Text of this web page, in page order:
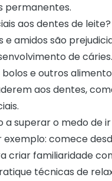
permanentes.
aos dentes de leite?
amidos são
de
e outros
aos dentes,
a superar o medo de
exemplo: comece
criar familiaridade
técnicas de